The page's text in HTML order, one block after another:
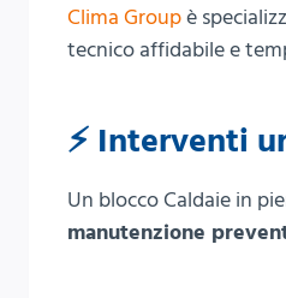
Clima Groupè
tecnico affidabile e
⚡ Interventi
Un blocco Caldaie in
manutenzione